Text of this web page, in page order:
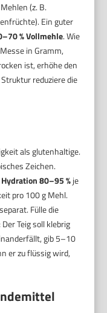
(z. B.
Ein guter
% Vollmehle. Wie
in Gramm,
ist, erhöhe den
reduziere die
als glutenhaltige.
Zeichen.
Hydration 80–95 %je
pro 100 g Mehl.
Fülle die
Teig soll klebrig
gib 5–10
er zu flüssig wird,